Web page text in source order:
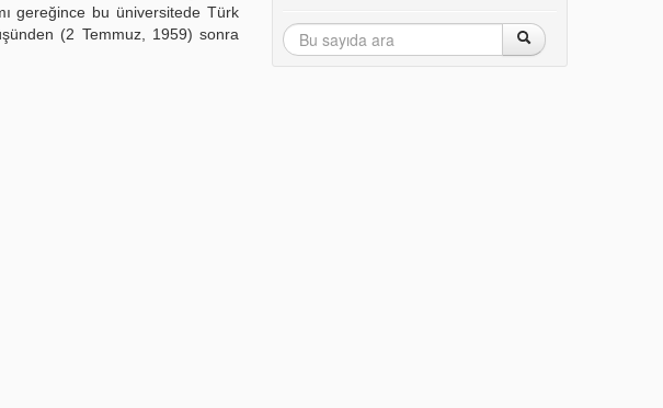
gereğince bu üniversitede Türk
(2 Temmuz, 1959) sonra